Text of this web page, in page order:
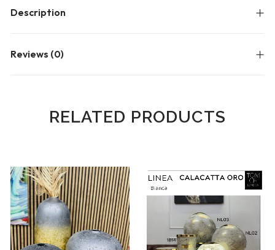
Description
Reviews (0)
RELATED PRODUCTS